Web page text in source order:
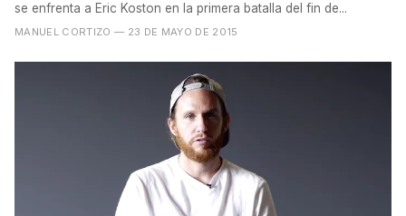
se enfrenta a Eric Koston en la primera batalla del fin de...
MANUEL CORTIZO — 23 DE MAYO DE 2015